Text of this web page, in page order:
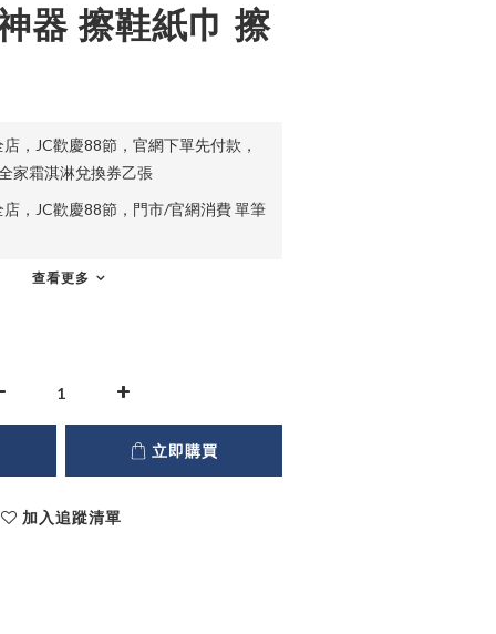
器 擦鞋紙巾 擦
，JC歡慶88節，官網下單先付款，
家霜淇淋兌換券乙張
，JC歡慶88節，門市/官網消費 單筆
查看更多
立即購買
加入追蹤清單